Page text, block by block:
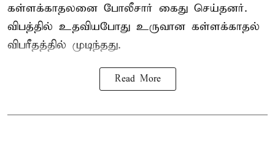
கள்ளக்காதலனை போலீசார் கைது செய்தனர்.
விபத்தில் உதவியபோது உருவான கள்ளக்காதல்
விபரீதத்தில் முடிந்தது.
Read More